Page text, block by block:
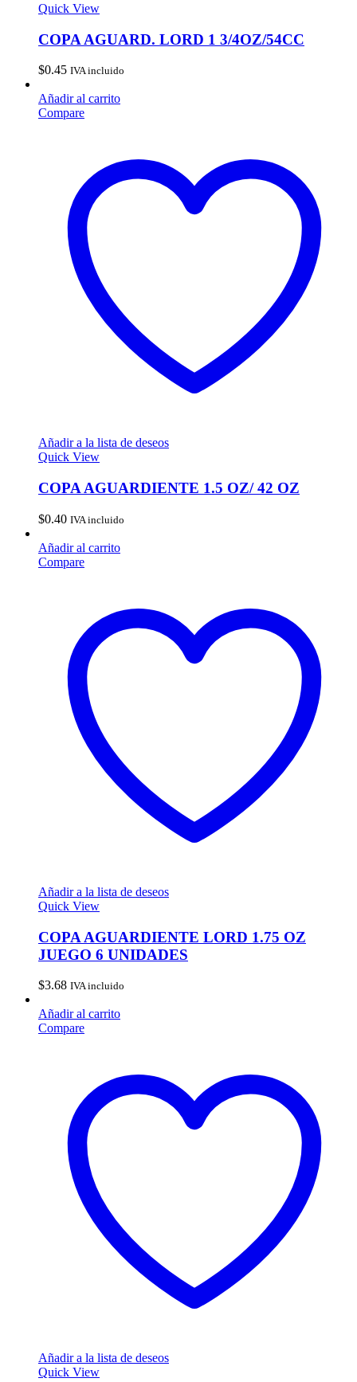
Quick View
COPA AGUARD. LORD 1 3/4OZ/54CC
$0.45 IVA incluido
Añadir al carrito
Compare
Añadir a la lista de deseos
Quick View
COPA AGUARDIENTE 1.5 OZ/ 42 OZ
$0.40 IVA incluido
Añadir al carrito
Compare
Añadir a la lista de deseos
Quick View
COPA AGUARDIENTE LORD 1.75 OZ
JUEGO 6 UNIDADES
$3.68 IVA incluido
Añadir al carrito
Compare
Añadir a la lista de deseos
Quick View